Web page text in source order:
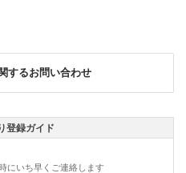
するお問い合わせ
登録ガイド
にいち早くご連絡します